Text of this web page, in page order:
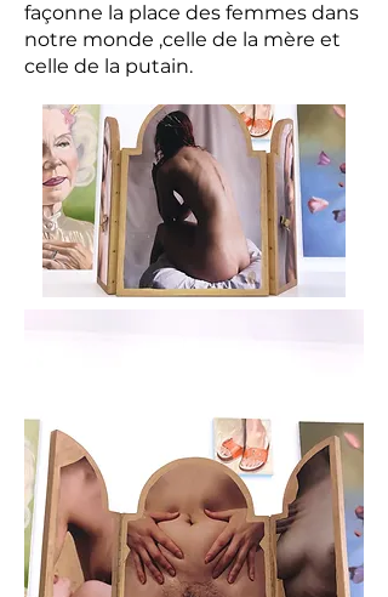
façonne la place des femmes dans
notre monde ,celle de la mère et
celle de la putain.